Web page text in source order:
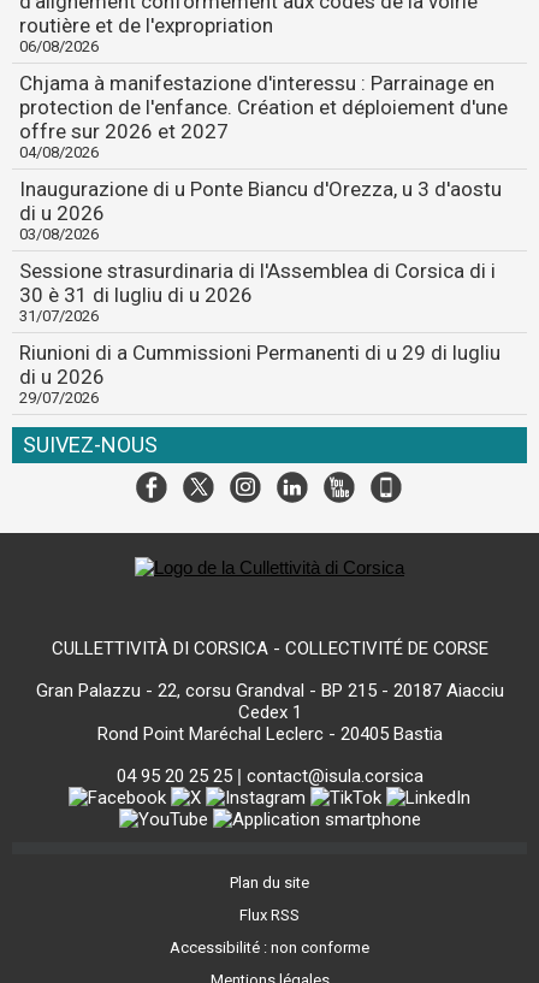
routière et de l'expropriation
06/08/2026
Chjama à manifestazione d'interessu : Parrainage en
protection de l'enfance. Création et déploiement d'une
offre sur 2026 et 2027
04/08/2026
Inaugurazione di u Ponte Biancu d'Orezza, u 3 d'aostu
di u 2026
03/08/2026
Sessione strasurdinaria di l'Assemblea di Corsica di i
30 è 31 di lugliu di u 2026
31/07/2026
Riunioni di a Cummissioni Permanenti di u 29 di lugliu
di u 2026
29/07/2026
SUIVEZ-NOUS
CULLETTIVITÀ DI CORSICA - COLLECTIVITÉ DE CORSE
Gran Palazzu - 22, corsu Grandval - BP 215 - 20187 Aiacciu
Cedex 1
Rond Point Maréchal Leclerc - 20405 Bastia
04 95 20 25 25| contact@isula.corsica
Plan du site
Flux RSS
Accessibilité : non conforme